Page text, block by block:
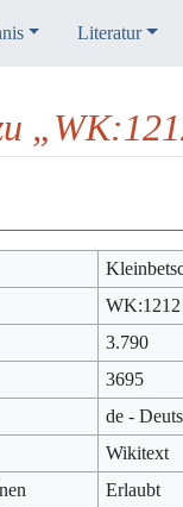
Literatur
WK:1212
3.790
3695
de -
Wikitext
Erlaubt